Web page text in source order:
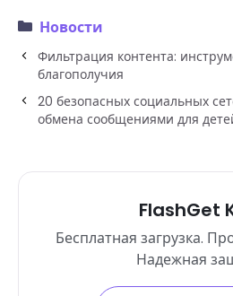
Новости
Фильтрация контента:
благополучия
20 безопасных социальных
обмена сообщениями для
FlashGet
Бесплатная загрузка.
Надежная